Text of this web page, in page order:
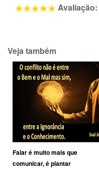
Avaliação:
Veja também
Falar é muito mais que
comunicar, é plantar